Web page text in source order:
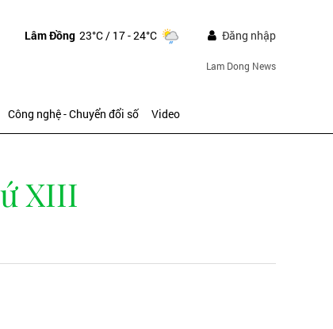
Lâm Đồng 23°C/ 17 - 24°C Đăng nhập
Lam Dong News
Công nghệ - Chuyển đổi số Video
XIII